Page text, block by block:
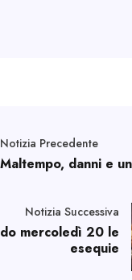
Notizia Precedente
Maltempo, danni e
Notizia Successiva
mercoledì 20 le
esequie